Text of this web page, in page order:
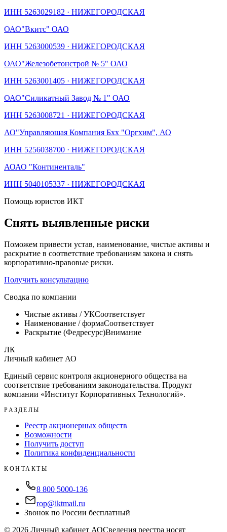
ИНН 5263029182 · НИЖЕГОРОДСКАЯ
ОАО"Вкитс" ОАО
ИНН 5263000539 · НИЖЕГОРОДСКАЯ
ОАО"Железобетонстрой № 5" ОАО
ИНН 5263001405 · НИЖЕГОРОДСКАЯ
ОАО"Силикатный Завод № 1" ОАО
ИНН 5263008721 · НИЖЕГОРОДСКАЯ
АО"Управляющая Компания Бхх "Оргхим", АО
ИНН 5256038700 · НИЖЕГОРОДСКАЯ
АОАО "Континенталь"
ИНН 5040105337 · НИЖЕГОРОДСКАЯ
Помощь юристов ИКТ
Снять выявленные риски
Поможем привести устав, наименование, чистые активы и
раскрытие в соответствие требованиям закона и снять
корпоративно-правовые риски.
Получить консультацию
Сводка по компании
Чистые активы / УКСоответствует
Наименование / формаСоответствует
Раскрытие (Федресурс)Внимание
ЛК
Личный кабинет АО
Единый сервис контроля акционерного общества на
соответствие требованиям законодательства. Продукт
компании «Институт Корпоративных Технологий».
РАЗДЕЛЫ
Реестр акционерных обществ
Возможности
Получить доступ
Политика конфиденциальности
КОНТАКТЫ
8 800 5000-136
rop@iktmail.ru
Звонок по России бесплатный
© 2026 Личный кабинет АОСведения реестра носят